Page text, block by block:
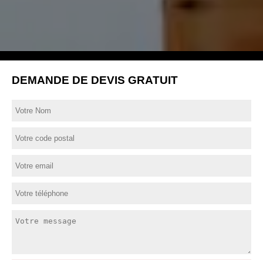
DEMANDE DE DEVIS GRATUIT